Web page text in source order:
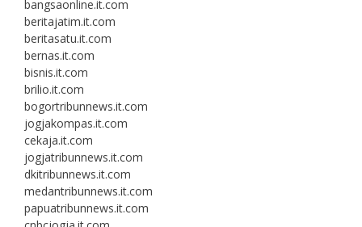
bangsaonline.it.com
beritajatim.it.com
beritasatu.it.com
bernas.it.com
bisnis.it.com
brilio.it.com
bogortribunnews.it.com
jogjakompas.it.com
cekaja.it.com
jogjatribunnews.it.com
dkitribunnews.it.com
medantribunnews.it.com
papuatribunnews.it.com